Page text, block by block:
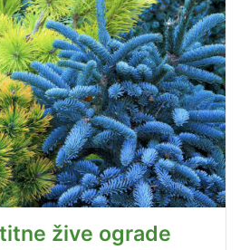
žive ograde